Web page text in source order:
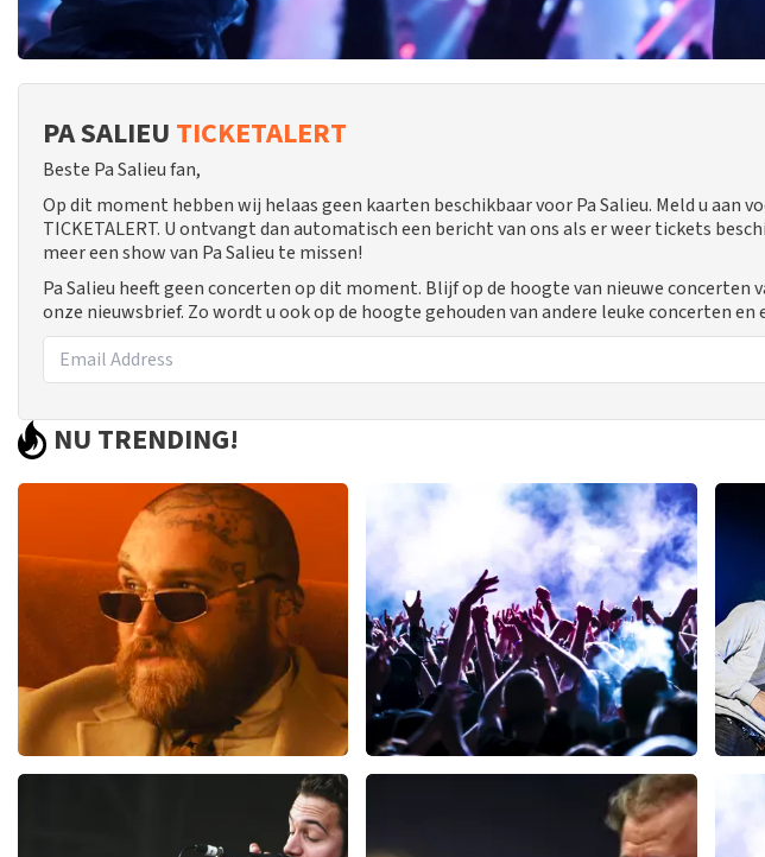
PA SALIEU TICKETALERT
Beste Pa Salieu fan,
Op dit moment hebben wij helaas geen kaarten beschikbaar voor Pa Salieu. Meld u aan
TICKETALERT. U ontvangt dan automatisch een bericht van ons als er weer tickets
meer een show van Pa Salieu te missen!
Pa Salieu heeft geen concerten op dit moment. Blijf op de hoogte van nieuwe concerten
onze nieuwsbrief. Zo wordt u ook op de hoogte gehouden van andere leuke concerten en
NU TRENDING!